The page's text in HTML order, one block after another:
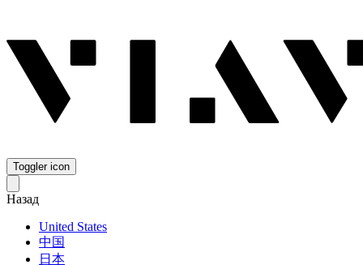
Toggler icon
Назад
United States
中国
日本